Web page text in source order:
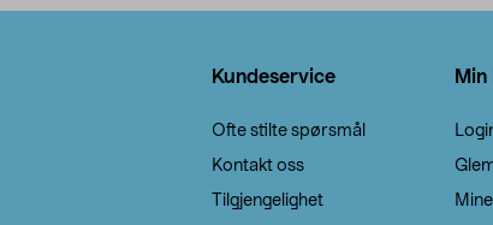
Kundeservice
Ofte stilte spørsmål
Kontakt oss
Tilgjengelighet
Min